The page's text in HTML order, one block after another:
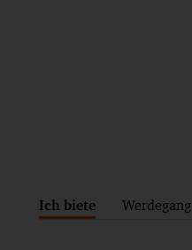
Ich biete Werdegang